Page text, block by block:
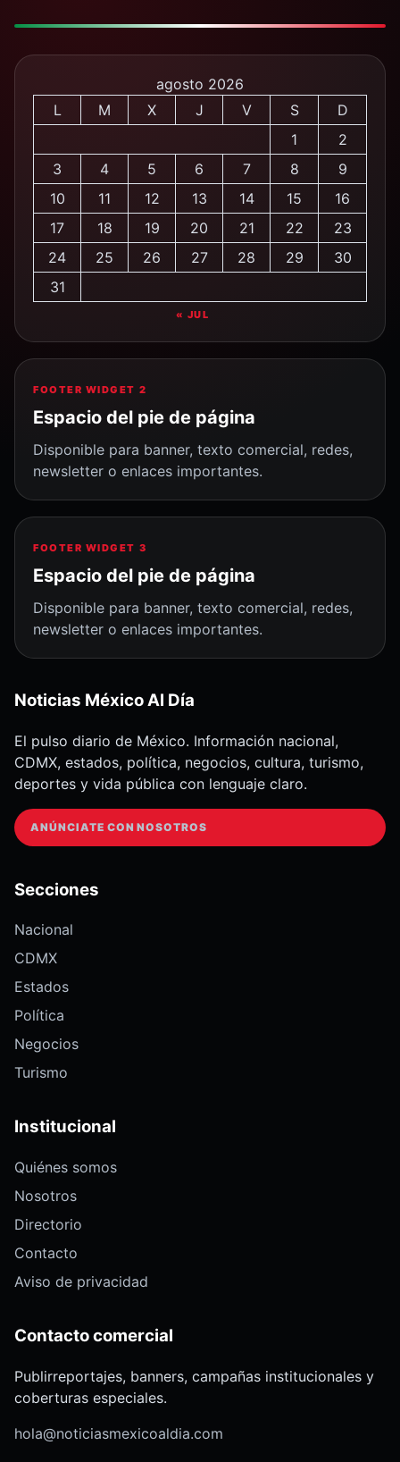
agosto 2026
L
M X J V S
D
1
2
3
4 5 6 7 8
9
10
11 12 13 14 15
16
17
18 19 20 21 22
23
24
25 26 27 28 29
30
31
« JUL
FOOTER WIDGET 2
Espacio del pie de página
Disponible para banner, texto comercial, redes,
newsletter o enlaces importantes.
FOOTER WIDGET 3
Espacio del pie de página
Disponible para banner, texto comercial, redes,
newsletter o enlaces importantes.
Noticias México Al Día
El pulso diario de México. Información nacional,
CDMX, estados, política, negocios, cultura, turismo,
deportes y vida pública con lenguaje claro.
ANÚNCIATE CON NOSOTROS
Secciones
Nacional
CDMX
Estados
Política
Negocios
Turismo
Institucional
Quiénes somos
Nosotros
Directorio
Contacto
Aviso de privacidad
Contacto comercial
Publirreportajes, banners, campañas institucionales y
coberturas especiales.
hola@noticiasmexicoaldia.com